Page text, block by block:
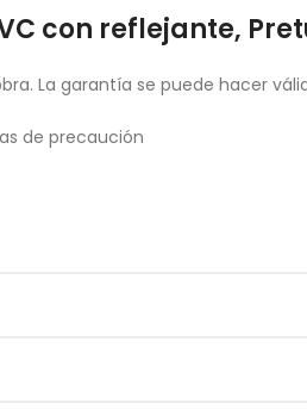
con reflejante,
La garantía se puede hacer
de precaución